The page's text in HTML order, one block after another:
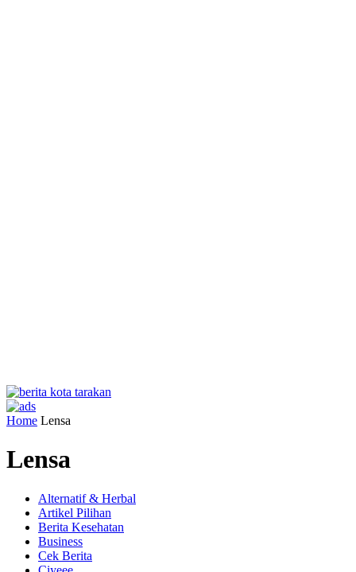
Home Lensa
Lensa
Alternatif & Herbal
Artikel Pilihan
Berita Kesehatan
Business
Cek Berita